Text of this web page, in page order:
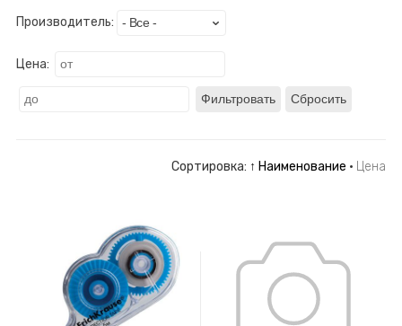
Производитель:
Цена:
Фильтровать Сбросить
Сортировка: ↑ Наименование · Цена